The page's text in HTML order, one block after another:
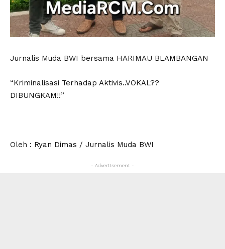
Jurnalis Muda BWI bersama HARIMAU BLAMBANGAN
“Kriminalisasi Terhadap Aktivis..VOKAL??
DIBUNGKAM!!”
Oleh : Ryan Dimas / Jurnalis Muda BWI
- Advertisement -